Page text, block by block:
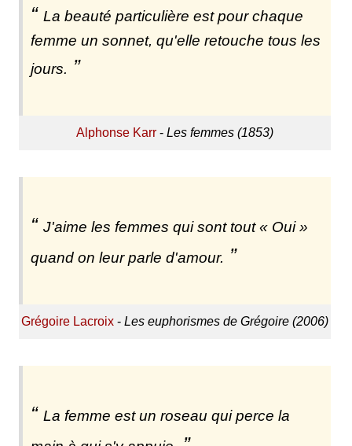
La beauté particulière est pour chaque
femme un sonnet, qu'elle retouche tous les
jours.
Alphonse Karr- Les femmes (1853)
J'aime les femmes qui sont tout « Oui »
quand on leur parle d'amour.
Grégoire Lacroix- Les euphorismes de Grégoire (2006)
La femme est un roseau qui perce la